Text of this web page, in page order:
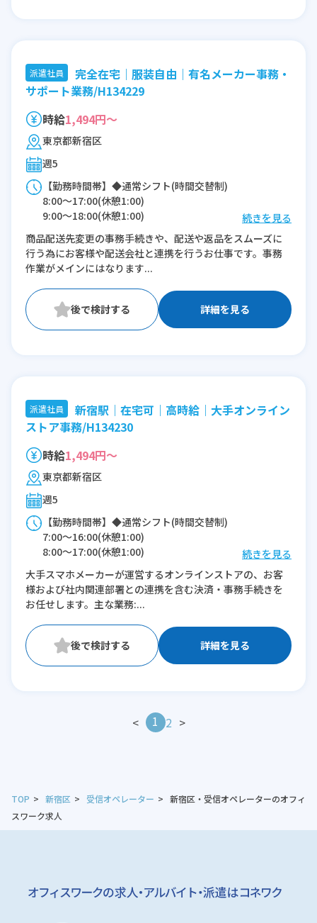
派遣社員
完全在宅｜服装自由｜有名メーカー事務・
サポート業務/H134229
時給1,494円～
東京都新宿区
週5
【勤務時間帯】◆通常シフト(時間交替制)
8:00〜17:00(休憩1:00)
9:00〜18:00(休憩1:00)
10:00〜19:00(休憩1:00)
11:00〜20:00(休憩1:00)
12:00〜21:00(休憩1:00)
※残業：0〜5時間程度/月
続きを見る
商品配送先変更の事務手続きや、配送や返品をスムーズに
行う為にお客様や配送会社と連携を行うお仕事です。事務
作業がメインにはなります...
詳細を見る
派遣社員
新宿駅｜在宅可｜高時給｜大手オンライン
ストア事務/H134230
時給1,494円～
東京都新宿区
週5
【勤務時間帯】◆通常シフト(時間交替制)
7:00〜16:00(休憩1:00)
8:00〜17:00(休憩1:00)
9:00〜18:00(休憩1:00)
10:00〜19:00(休憩1:00)
11:00〜20:00(休憩1:00)
12:00〜21:00(休憩1:00)
※残業：0〜5時間程度/月
続きを見る
大手スマホメーカーが運営するオンラインストアの、お客
様および社内関連部署との連携を含む決済・事務手続きを
お任せします。主な業務:...
詳細を見る
< 1 2 >
TOP 新宿区 受信オペレーター
新宿区・受信オペレーターのオフィ
スワーク求人